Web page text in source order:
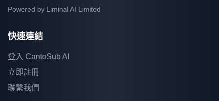
Powered by Liminal AI Limited
快速連結
登入 CantoSub AI
立即註冊
聯繫我們